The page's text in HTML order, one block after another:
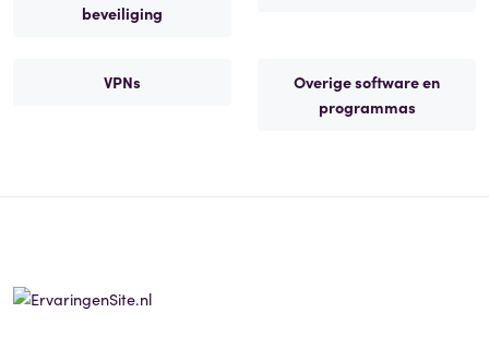
beveiliging
VPNs
Overige software en
programmas